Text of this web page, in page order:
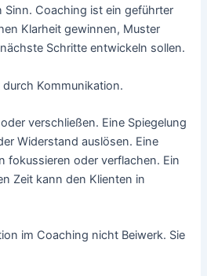
Sinn. Coaching ist ein geführter
Klarheit gewinnen, Muster
Schritte entwickeln sollen.
Kommunikation.
verschließen. Eine Spiegelung
Widerstand auslösen. Eine
fokussieren oder verflachen. Ein
Zeit kann den Klienten in
im Coaching nicht Beiwerk. Sie